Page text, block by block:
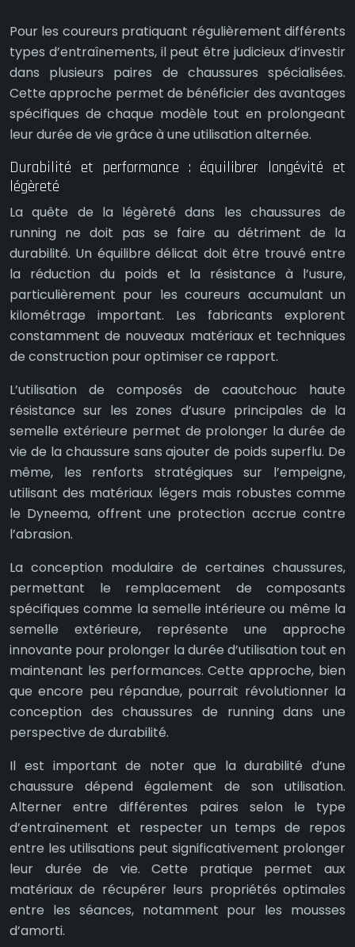
Pour les coureurs pratiquant régulièrement différents
types d’entraînements, il peut être judicieux d’investir
dans plusieurs paires de chaussures spécialisées.
Cette approche permet de bénéficier des avantages
spécifiques de chaque modèle tout en prolongeant
leur durée de vie grâce à une utilisation alternée.
Durabilité et performance : équilibrer longévité et
légèreté
La quête de la légèreté dans les chaussures de
running ne doit pas se faire au détriment de la
durabilité. Un équilibre délicat doit être trouvé entre
la réduction du poids et la résistance à l’usure,
particulièrement pour les coureurs accumulant un
kilométrage important. Les fabricants explorent
constamment de nouveaux matériaux et techniques
de construction pour optimiser ce rapport.
L’utilisation de composés de caoutchouc haute
résistance sur les zones d’usure principales de la
semelle extérieure permet de prolonger la durée de
vie de la chaussure sans ajouter de poids superflu. De
même, les renforts stratégiques sur l’empeigne,
utilisant des matériaux légers mais robustes comme
le Dyneema, offrent une protection accrue contre
l’abrasion.
La conception modulaire de certaines chaussures,
permettant le remplacement de composants
spécifiques comme la semelle intérieure ou même la
semelle extérieure, représente une approche
innovante pour prolonger la durée d’utilisation tout en
maintenant les performances. Cette approche, bien
que encore peu répandue, pourrait révolutionner la
conception des chaussures de running dans une
perspective de durabilité.
Il est important de noter que la durabilité d’une
chaussure dépend également de son utilisation.
Alterner entre différentes paires selon le type
d’entraînement et respecter un temps de repos
entre les utilisations peut significativement prolonger
leur durée de vie. Cette pratique permet aux
matériaux de récupérer leurs propriétés optimales
entre les séances, notamment pour les mousses
d’amorti.